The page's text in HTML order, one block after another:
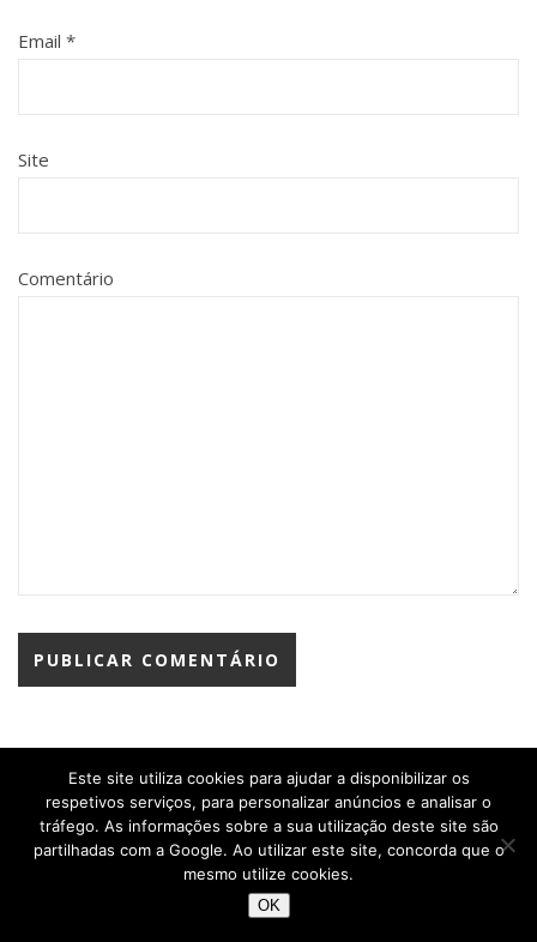
Email *
Site
Comentário
Este site utiliza cookies para ajudar a disponibilizar os
respetivos serviços, para personalizar anúncios e analisar o
tráfego. As informações sobre a sua utilização deste site são
partilhadas com a Google. Ao utilizar este site, concorda que o
mesmo utilize cookies.
OK